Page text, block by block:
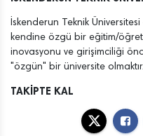
İskenderun Teknik
kendine özgü bir eğitim/
inovasyonu ve girişimciliği
"özgün" bir üniversite olmaktır.
TAKİPTE KAL